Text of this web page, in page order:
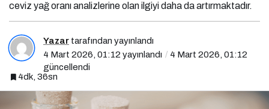
ceviz yağ oranı analizlerine olan ilgiyi daha da artırmaktadır.
Yazar tarafından yayınlandı
4 Mart 2026, 01:12 yayınlandı
4 Mart 2026, 01:12
güncellendi
4dk, 36sn